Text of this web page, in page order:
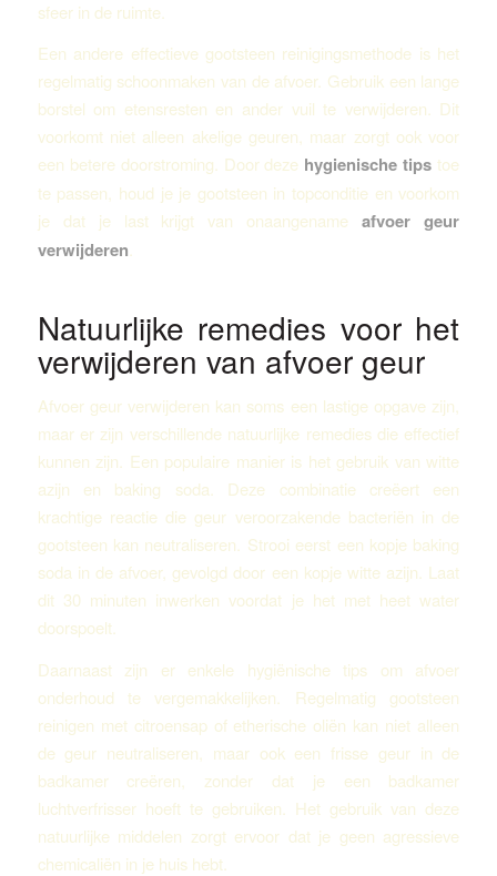
sfeer in de ruimte.
Een andere effectieve gootsteen reinigingsmethode is het
regelmatig schoonmaken van de afvoer. Gebruik een lange
borstel om etensresten en ander vuil te verwijderen. Dit
voorkomt niet alleen akelige geuren, maar zorgt ook voor
een betere doorstroming. Door deze hygienische tips toe
te passen, houd je je gootsteen in topconditie en voorkom
je dat je last krijgt van onaangenameafvoer geur
verwijderen.
Natuurlijke remedies voor het
verwijderen van afvoer geur
Afvoer geur verwijderen kan soms een lastige opgave zijn,
maar er zijn verschillende natuurlijke remedies die effectief
kunnen zijn. Een populaire manier is het gebruik van witte
azijn en baking soda. Deze combinatie creëert een
krachtige reactie die geur veroorzakende bacteriën in de
gootsteen kan neutraliseren. Strooi eerst een kopje baking
soda in de afvoer, gevolgd door een kopje witte azijn. Laat
dit 30 minuten inwerken voordat je het met heet water
doorspoelt.
Daarnaast zijn er enkele hygiënische tips om afvoer
onderhoud te vergemakkelijken. Regelmatig gootsteen
reinigen met citroensap of etherische oliën kan niet alleen
de geur neutraliseren, maar ook een frisse geur in de
badkamer creëren, zonder dat je een badkamer
luchtverfrisser hoeft te gebruiken. Het gebruik van deze
natuurlijke middelen zorgt ervoor dat je geen agressieve
chemicaliën in je huis hebt.